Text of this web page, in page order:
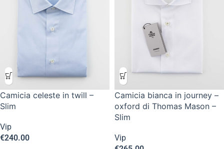
Camicia celeste in twill –
Slim
Vip
€240.00
Camicia bianca in journey –
oxford di Thomas Mason –
Slim
Vip